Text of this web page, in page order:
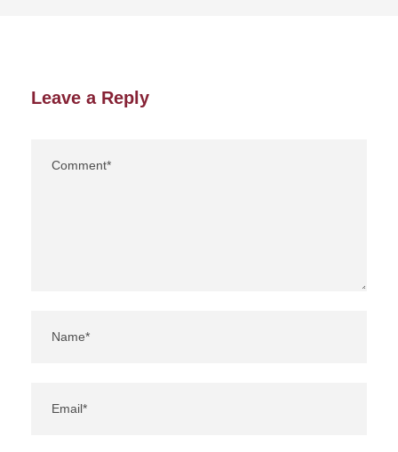
Leave a Reply